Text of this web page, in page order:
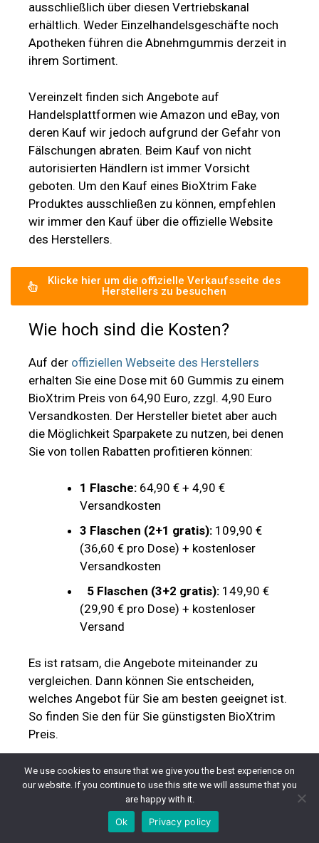
deren Kauf wir jedoch aufgrund der Gefahr von
Fälschungen abraten. Beim Kauf von nicht
autorisierten Händlern ist immer Vorsicht
geboten. Um den Kauf eines BioXtrim Fake
wir immer den Kauf über die offizielle Website
des Herstellers.
Klicke hier um die offizielle Verkaufsseite des
Herstellers zu besuchen
Wie hoch sind die Kosten?
Auf deroffiziellen Webseite des Herstellers
BioXtrim Preis von 64,90 Euro, zzgl. 4,90 Euro
Versandkosten. Der Hersteller bietet aber auch
Sie von tollen Rabatten profitieren können:
1 Flasche:64,90 € + 4,90 €
Versandkosten
3 Flaschen (2+1 gratis):
109,90 €
Versandkosten
(29,90 € pro Dose) + kostenloser
Versand
Es ist ratsam, die Angebote miteinander zu
vergleichen. Dann können Sie entscheiden,
welches Angebot für Sie am besten geeignet ist.
So finden Sie den für Sie günstigsten BioXtrim
Produkt BioXtrim seriös?
Ja, wir können den Hersteller und sein Produkt
nach umfangreichen Recherchen und einem
selbst durchgeführten Produkttest als sicher
und benutzerfreundlich. Es sind lediglich die
Lieferdaten anzugeben, ein Kundenkonto ist
nicht erforderlich. Zudem bietet der Hersteller
eine breite Palette an sicheren und vielseitigen
We use cookies to ensure that we give you the best experience on
our website. If you continue to use this site we will assume that you
are happy with it.
Ok Privacy policy